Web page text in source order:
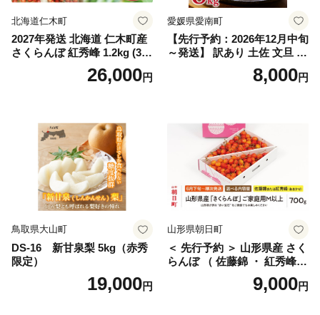
北海道仁木町
2027年発送 北海道 仁木町産
さくらんぼ 紅秀峰 1.2kg (300
g×4パック) Lサイズ以上 旬
桜桃 産地直送 サクランボ チ
26,000円
愛媛県愛南町
【先行予約：2026年12月中旬
～発送】 訳あり 土佐 文旦 8k
g (Mサイズ以上サイズミック
ス) 8000円 わけあり ぶんた
産 農家直送 期間限定 特産品
サイズミックス くらもとフ
ァーム 愛南町 愛媛県
8,000円
鳥取県大山町
DS-16 新甘泉梨 5kg（赤秀
限定）
19,000円
山形県朝日町
＜ 先行予約 ＞ 山形県産 さく
らんぼ （ 佐藤錦 ・ 紅秀峰
） ご家庭用 M以上 700g 【20
26年6月下旬から7月上旬発
9,000円